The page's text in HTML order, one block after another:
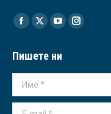
Find us on:
Facebook
opens
in
new
X
opens
in
YouTube
opens
in
Instagram
in
Пишете ни
Име *
E-mail *